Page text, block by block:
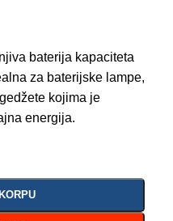
baterija kapaciteta
za baterijske lampe,
kojima je
energija.